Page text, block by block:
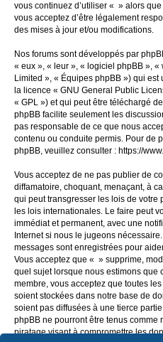
vous continuez d’utiliser « » alors
vous acceptez d’être légalement
des mises à jour et/ou modifications.
Nos forums sont développés par
« eux », « leur », « logiciel phpBB »,
Limited », « Équipes phpBB ») qui
la licence « GNU General Public
« GPL ») et qui peut être téléchargé
phpBB facilite seulement les
pas responsable de ce que nous
contenu ou conduite permis. Pour de
phpBB, veuillez consulter : https://
Vous acceptez de ne pas publier de
diffamatoire, choquant, menaçant, à
qui peut transgresser les lois de
les lois internationales. Le faire peut
immédiat et permanent, avec une
Internet si nous le jugeons
messages sont enregistrées pour
Vous acceptez que « » supprime,
quel sujet lorsque nous estimons que
membre, vous acceptez que toutes
soient stockées dans notre base de
soient pas diffusées à une tierce
phpBB ne pourront être tenus comme
piratage visant à compromettre les